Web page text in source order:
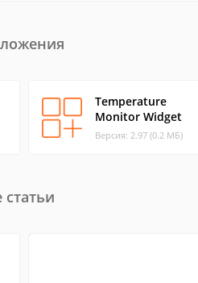
Temperature
Monitor Widget
Версия: 2.97 (0.2 МБ)